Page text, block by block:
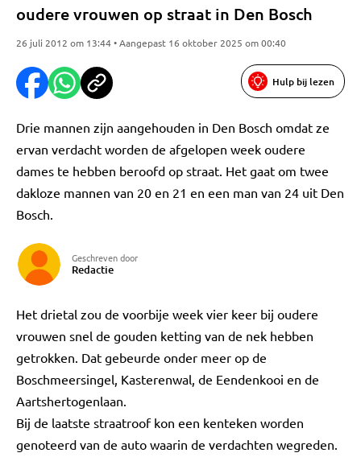
oudere vrouwen op straat in Den Bosch
26 juli 2012 om 13:44 • Aangepast 16 oktober 2025 om 00:40
Hulp bij lezen
Drie mannen zijn aangehouden in Den Bosch omdat ze
ervan verdacht worden de afgelopen week oudere
dames te hebben beroofd op straat. Het gaat om twee
dakloze mannen van 20 en 21 en een man van 24 uit Den
Bosch.
Geschreven door
Redactie
Het drietal zou de voorbije week vier keer bij oudere
vrouwen snel de gouden ketting van de nek hebben
getrokken. Dat gebeurde onder meer op de
Boschmeersingel, Kasterenwal, de Eendenkooi en de
Aartshertogenlaan.
Bij de laatste straatroof kon een kenteken worden
genoteerd van de auto waarin de verdachten wegreden.